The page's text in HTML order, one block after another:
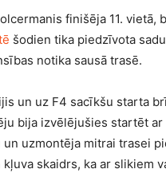
finišēja 11. vietā,
šodien tika piedzīvota
notika sausā trasē.
un uz F4 sacīkšu starta
bija izvēlējušies startēt
uzmontēja mitrai trasei
skaidrs, ka ar slikiem